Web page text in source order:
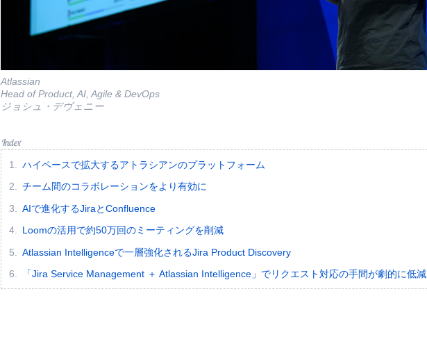
Atlassian
Head of Product, AI, Agile & DevOps
ジョシュ・デヴェニー
ハイペースで拡大するアトラシアンのプラットフォーム
チーム間のコラボレーションをより有効に
AIで進化するJiraとConfluence
Loomの活用で約50万回のミーティングを削減
Atlassian Intelligenceで一層強化されるJira Product Discovery
「Jira Service Management ＋ Atlassian Intelligence」でリクエスト対応の手間が劇的に低減